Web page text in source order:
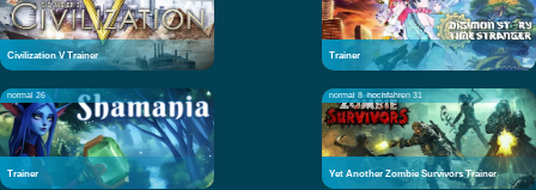
Civilization V Trainer Trainer
normal 26
Trainer
normal 8 hochfahren 31
Yet Another Zombie Survivors Trainer